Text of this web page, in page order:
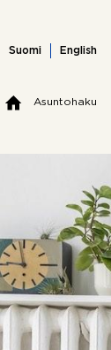
content
Suomi English
Asuntohaku